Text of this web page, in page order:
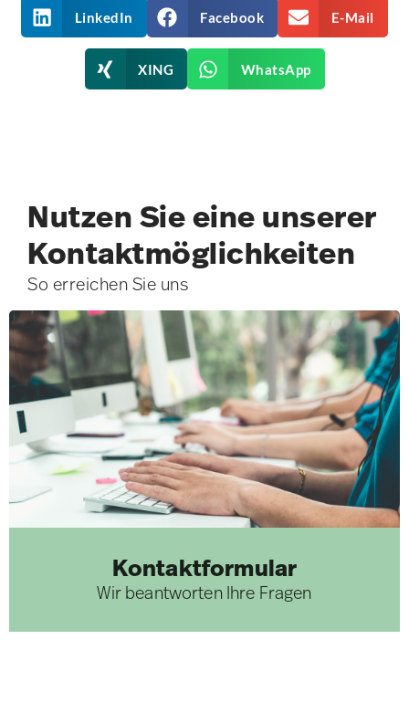
LinkedIn Facebook E-Mail
XING WhatsApp
Nutzen Sie eine unserer
Kontakt­möglichkeiten
So erreichen Sie uns
Kontaktformular
Wir beantworten Ihre Fragen